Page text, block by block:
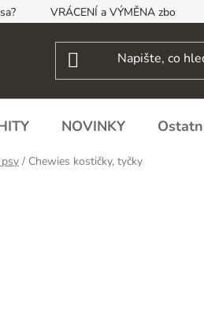
VRÁCENÍ a VÝMĚNA zboží,
NOVINKY
/ Chewies kostičky, tyčky